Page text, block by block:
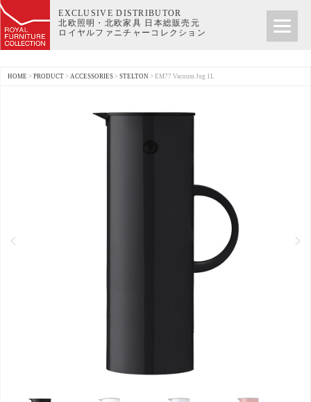
EXCLUSIVE DISTRIBUTOR
北欧照明・北欧家具 日本総販売元
ロイヤルファニチャーコレクション
HOME > PRODUCT > ACCESSORIES > STELTON > EM77 Vacuum Jug 1L